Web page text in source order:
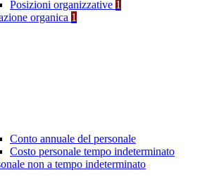
Posizioni organizzative 1
organica 1
Conto annuale del personale
Costo personale tempo indeterminato
non a tempo indeterminato